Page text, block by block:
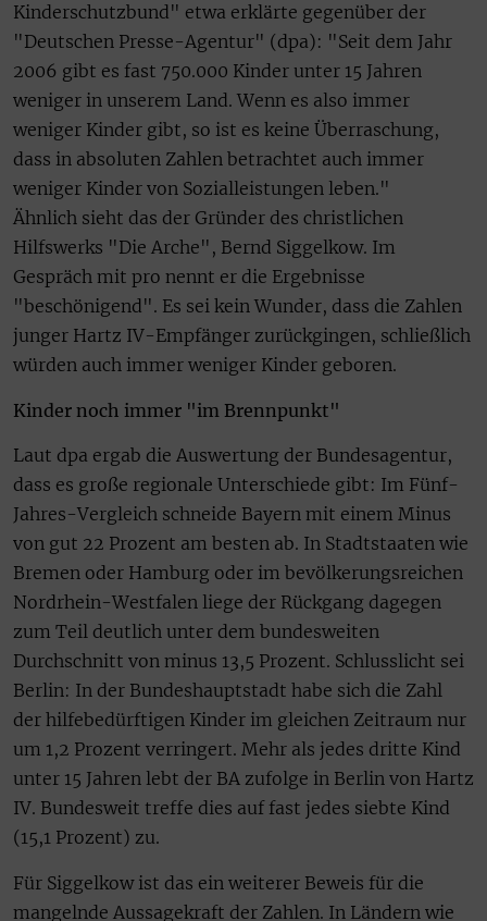
Kinderschutzbund" etwa erklärte gegenüber der
"Deutschen Presse-Agentur" (dpa): "Seit dem Jahr
2006 gibt es fast 750.000 Kinder unter 15 Jahren
weniger in unserem Land. Wenn es also immer
weniger Kinder gibt, so ist es keine Überraschung,
dass in absoluten Zahlen betrachtet auch immer
weniger Kinder von Sozialleistungen leben."
Ähnlich sieht das der Gründer des christlichen
Hilfswerks "Die Arche", Bernd Siggelkow. Im
Gespräch mit pro nennt er die Ergebnisse
"beschönigend". Es sei kein Wunder, dass die Zahlen
junger Hartz IV-Empfänger zurückgingen, schließlich
würden auch immer weniger Kinder geboren.
Kinder noch immer "im Brennpunkt"
Laut dpa ergab die Auswertung der Bundesagentur,
dass es große regionale Unterschiede gibt: Im Fünf-
Jahres-Vergleich schneide Bayern mit einem Minus
von gut 22 Prozent am besten ab. In Stadtstaaten wie
Bremen oder Hamburg oder im bevölkerungsreichen
Nordrhein-Westfalen liege der Rückgang dagegen
zum Teil deutlich unter dem bundesweiten
Durchschnitt von minus 13,5 Prozent. Schlusslicht sei
Berlin: In der Bundeshauptstadt habe sich die Zahl
der hilfebedürftigen Kinder im gleichen Zeitraum nur
um 1,2 Prozent verringert. Mehr als jedes dritte Kind
unter 15 Jahren lebt der BA zufolge in Berlin von Hartz
IV. Bundesweit treffe dies auf fast jedes siebte Kind
(15,1 Prozent) zu.
Für Siggelkow ist das ein weiterer Beweis für die
mangelnde Aussagekraft der Zahlen. In Ländern wie